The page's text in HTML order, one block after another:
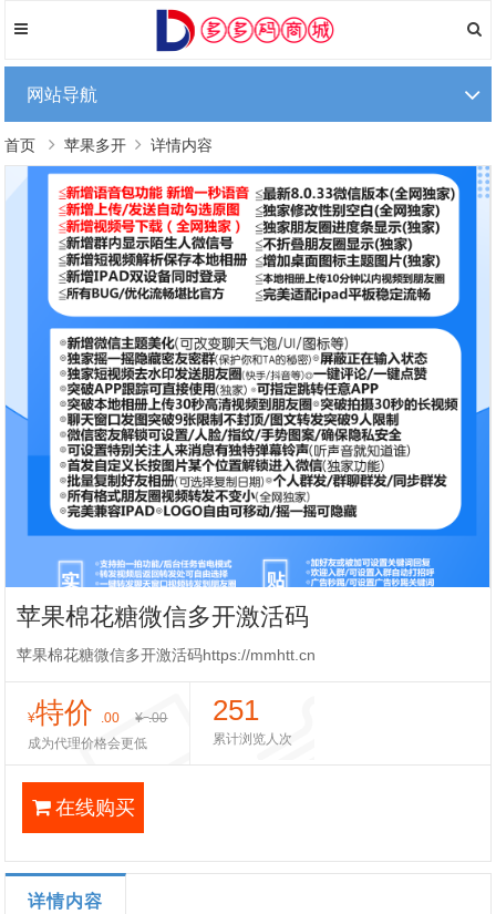
网站导航
首页 苹果多开 详情内容
苹果棉花糖微信多开激活码
苹果棉花糖微信多开激活码https://mmhtt.cn
¥特价 .00 ¥ .00
成为代理价格会更低
251
累计浏览人次
在线购买
详情内容